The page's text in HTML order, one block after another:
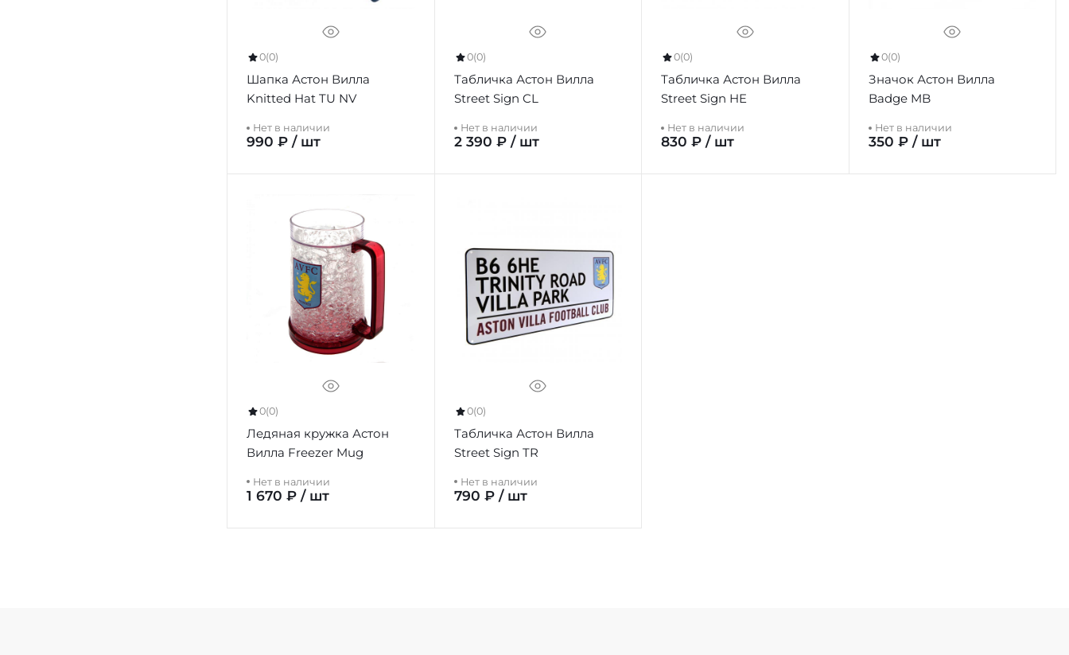
0(0)
Шапка Астон Вилла
Knitted Hat TU NV
Нет в наличии
990 ₽ / шт
0(0)
Табличка Астон Вилла
Street Sign CL
Нет в наличии
2 390 ₽ / шт
0(0)
Табличка Астон Вилла
Street Sign HE
Нет в наличии
830 ₽ / шт
0(0)
Значок Астон Вилла
Badge MB
Нет в наличии
350 ₽ / шт
0(0)
Ледяная кружка Астон
Вилла Freezer Mug
Нет в наличии
1 670 ₽ / шт
0(0)
Табличка Астон Вилла
Street Sign TR
Нет в наличии
790 ₽ / шт